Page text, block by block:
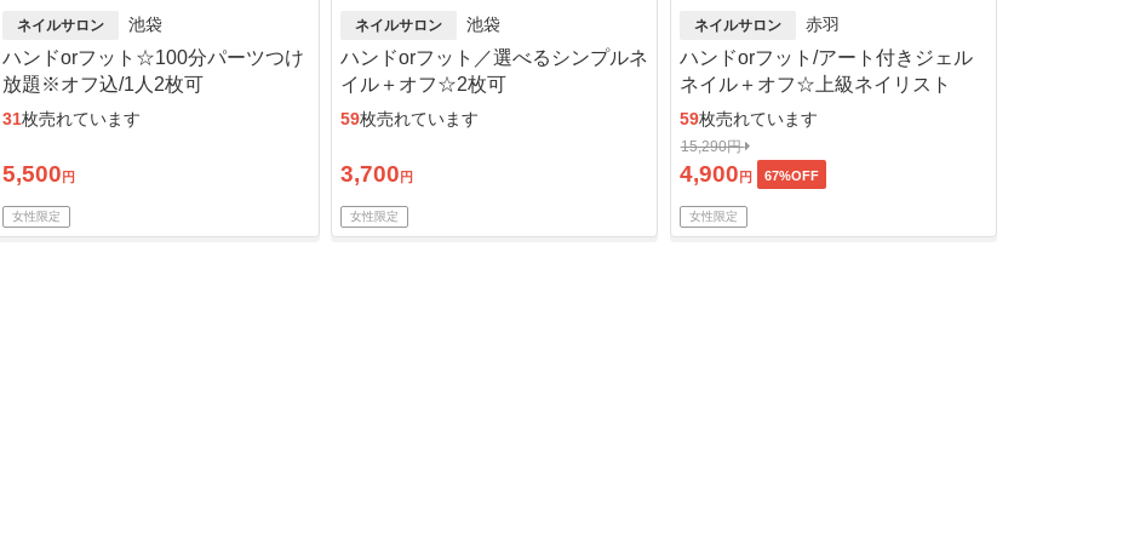
ネイルサロン 池袋
ハンドorフット☆100分パーツつけ
放題※オフ込/1人2枚可
31枚売れています
5,500 円
女性限定
ネイルサロン 池袋
ハンドorフット／選べるシンプルネ
イル＋オフ☆2枚可
59枚売れています
3,700 円
女性限定
ネイルサロン 赤羽
ハンドorフット/アート付きジェル
ネイル＋オフ☆上級ネイリスト
59枚売れています
15,290円
4,900 円 67%OFF
女性限定